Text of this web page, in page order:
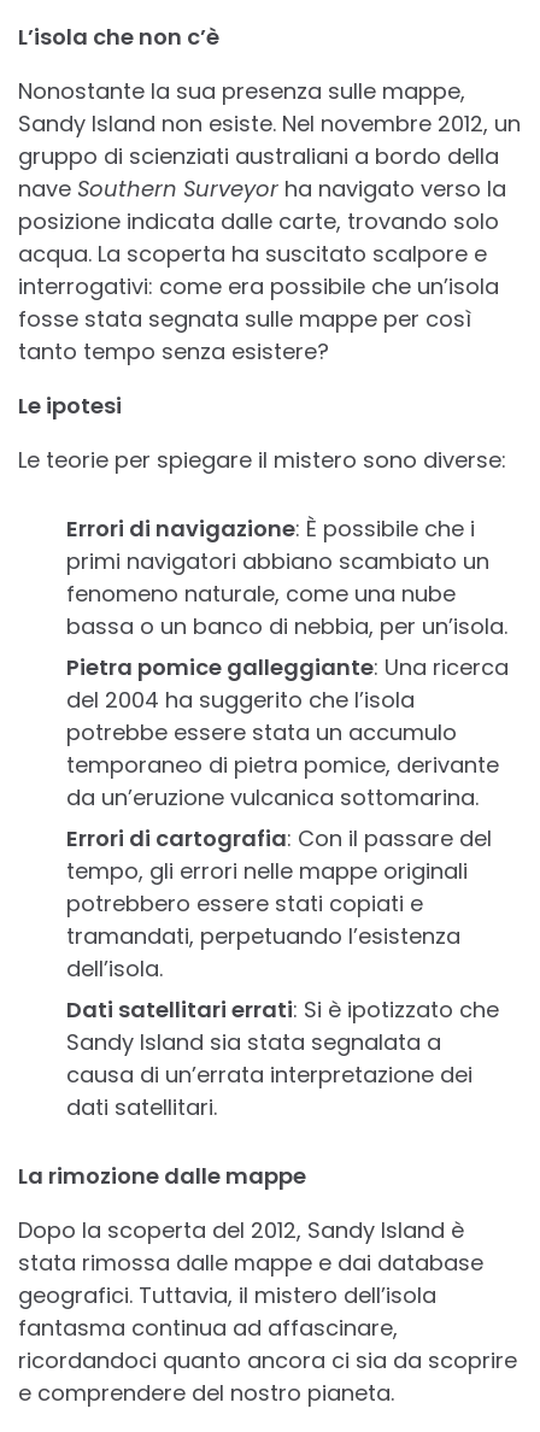
L’isola che non c’è
Nonostante la sua presenza sulle mappe,
Sandy Island non esiste. Nel novembre 2012, un
gruppo di scienziati australiani a bordo della
nave Southern Surveyor ha navigato verso la
posizione indicata dalle carte, trovando solo
acqua. La scoperta ha suscitato scalpore e
interrogativi: come era possibile che un’isola
fosse stata segnata sulle mappe per così
tanto tempo senza esistere?
Le ipotesi
Le teorie per spiegare il mistero sono diverse:
Errori di navigazione: È possibile che i
primi navigatori abbiano scambiato un
fenomeno naturale, come una nube
bassa o un banco di nebbia, per un’isola.
Pietra pomice galleggiante: Una ricerca
del 2004 ha suggerito che l’isola
potrebbe essere stata un accumulo
temporaneo di pietra pomice, derivante
da un’eruzione vulcanica sottomarina.
Errori di cartografia: Con il passare del
tempo, gli errori nelle mappe originali
potrebbero essere stati copiati e
tramandati, perpetuando l’esistenza
dell’isola.
Dati satellitari errati: Si è ipotizzato che
Sandy Island sia stata segnalata a
causa di un’errata interpretazione dei
dati satellitari.
La rimozione dalle mappe
Dopo la scoperta del 2012, Sandy Island è
stata rimossa dalle mappe e dai database
geografici. Tuttavia, il mistero dell’isola
fantasma continua ad affascinare,
ricordandoci quanto ancora ci sia da scoprire
e comprendere del nostro pianeta.